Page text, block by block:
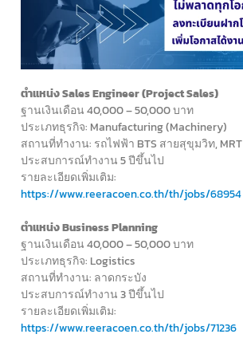
ตำแหน่ง Sales Engineer (Project Sales)
ฐานเงินเดือน 40,000 – 50,000 บาท
ประเภทธุรกิจ: Manufacturing (Machinery)
สถานที่ทำงาน: รถไฟฟ้า BTS สายสุขุมวิท, MRT
ประสบการณ์ทำงาน 5 ปีขึ้นไป
รายละเอียดเพิ่มเติม:
https://www.reeracoen.co.th/th/jobs/68954
ตำแหน่ง Business Planning
ฐานเงินเดือน 40,000 – 50,000 บาท
ประเภทธุรกิจ: Logistics
สถานที่ทำงาน: ลาดกระบัง
ประสบการณ์ทำงาน 3 ปีขึ้นไป
รายละเอียดเพิ่มเติม:
https://www.reeracoen.co.th/th/jobs/71236